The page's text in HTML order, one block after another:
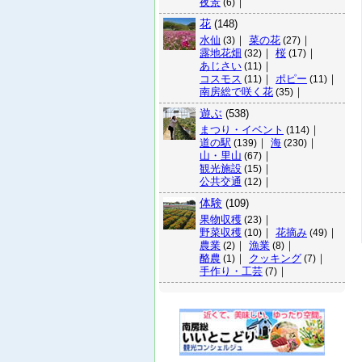
(6)
花 (148)
水仙 (3) ｜ 菜の花 (27) ｜
露地花畑 (32) ｜ 桜 (17) ｜
あじさい (11) ｜
コスモス (11) ｜ ポピー (11) ｜
南房総で咲く花 (35) ｜
遊ぶ (538)
まつり・イベント (114) ｜
道の駅 (139) ｜ 海 (230) ｜
山・里山 (67) ｜
観光施設 (15) ｜
公共交通 (12) ｜
体験 (109)
果物収穫 (23) ｜
野菜収穫 (10) ｜ 花摘み (49) ｜
農業 (2) ｜ 漁業 (8) ｜
酪農 (1) ｜ クッキング (7) ｜
手作り・工芸 (7) ｜